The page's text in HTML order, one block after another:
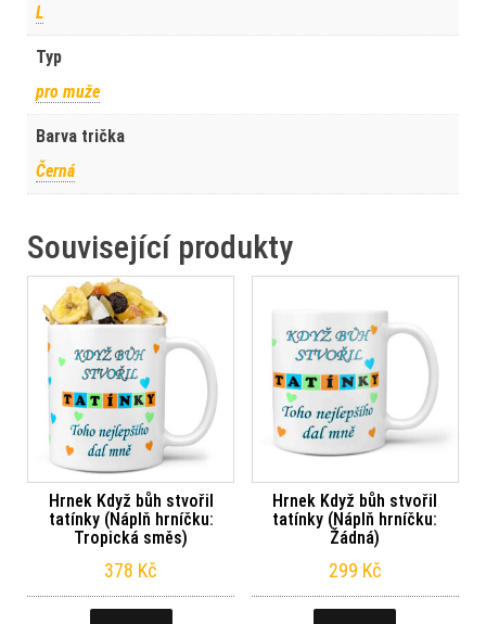
L
Typ
pro muže
Barva trička
Černá
Související produkty
Hrnek Když bůh stvořil
tatínky (Náplň hrníčku:
Tropická směs)
378 Kč
Hrnek Když bůh stvořil
tatínky (Náplň hrníčku:
Žádná)
299 Kč